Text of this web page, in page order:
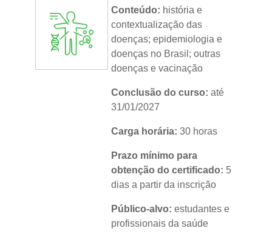
Conteúdo: história e
contextualização das
doenças; epidemiologia e
doenças no Brasil; outras
doenças e vacinação
Conclusão do curso: até
31/01/2027
Carga horária:30 horas
Prazo mínimo para
obtenção do certificado: 5
dias a partir da inscrição
Público-alvo: estudantes e
profissionais da saúde